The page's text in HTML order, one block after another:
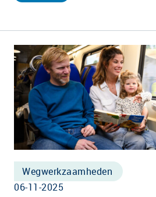
Wegwerkzaamheden
06-11-2025